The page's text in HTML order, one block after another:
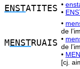
ENSTATITES •
•
M ENSTRUAIS
•
de
•
de
•
[cj.